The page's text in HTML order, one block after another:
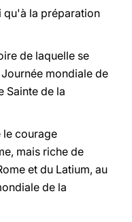
qu'à la préparation
de laquelle se
mondiale de
Sainte de la
le courage
mais riche de
et du Latium, au
de la